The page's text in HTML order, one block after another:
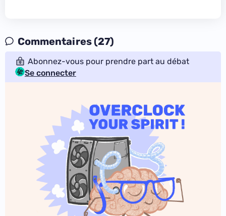
Commentaires (27)
Abonnez-vous pour prendre part au débat
Se connecter